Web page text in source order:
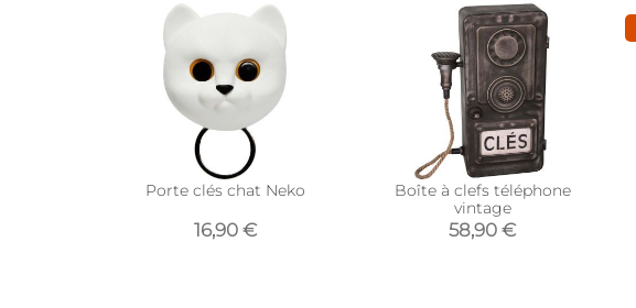
Porte clés chat Neko
16,90 €
Boîte à clefs téléphone
vintage
58,90 €